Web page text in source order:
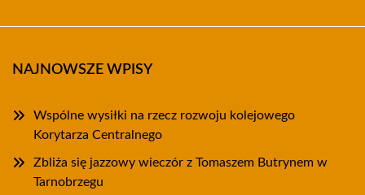
NAJNOWSZE WPISY
Wspólne wysiłki na rzecz rozwoju kolejowego
Korytarza Centralnego
Zbliża się jazzowy wieczór z Tomaszem Butrynem w
Tarnobrzegu